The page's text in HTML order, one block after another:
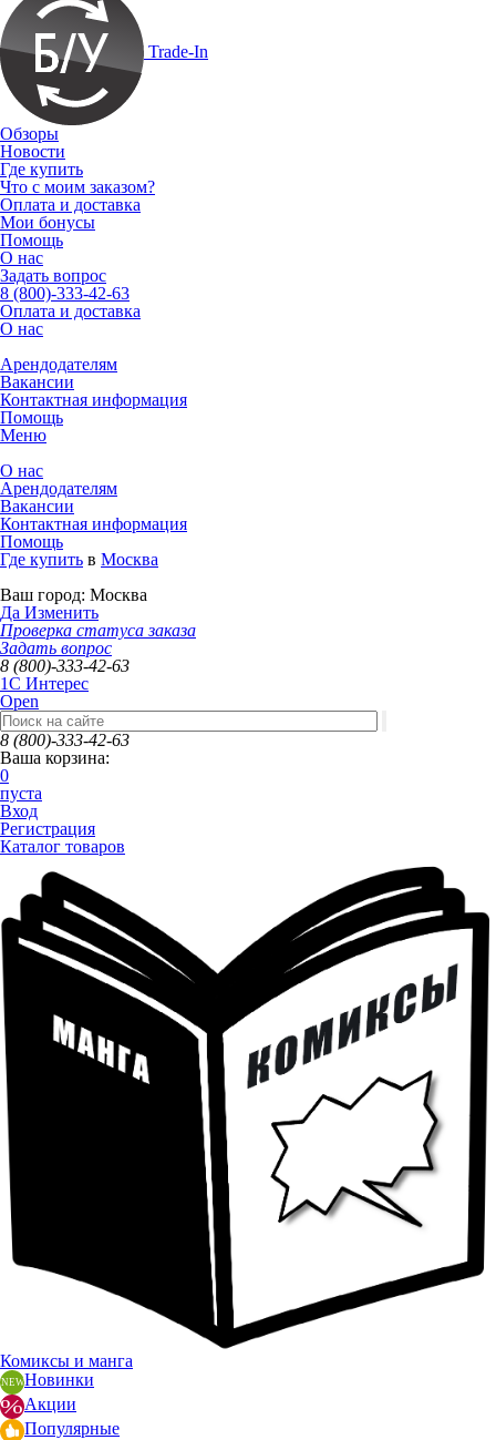
Trade-In
Обзоры
Новости
Где купить
Что с моим заказом?
Оплата и доставка
Мои бонусы
Помощь
О нас
Задать вопрос
8 (800)-333-42-63
Оплата и доставка
О нас
Арендодателям
Вакансии
Контактная информация
Помощь
Меню
О нас
Арендодателям
Вакансии
Контактная информация
Помощь
Где купить в Москва
Ваш город: Москва
Да Изменить
Проверка статуса заказа
Задать вопрос
8 (800)-333-42-63
1C Интерес
Open
8 (800)-333-42-63
Ваша корзина:
0
пуста
Вход
Регистрация
Каталог товаров
Комиксы и манга
Новинки
Акции
Популярные